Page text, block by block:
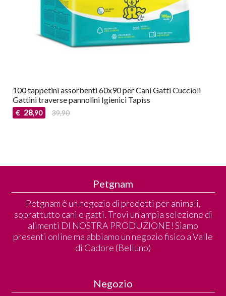
100 tappetini assorbenti 60x90 per Cani Gatti Cuccioli
Gattini traverse pannolini Igienici Tapiss
€ 28,90 39,90
Petgnam
Petgnam è un negozio di prodotti per animali,
soprattutto cani e gatti. Trovi un'ampia selezione di
alimenti DI NOSTRA PRODUZIONE! Siamo
presenti online ma abbiamo un negozio fisico a Valle
di Cadore (Belluno)
Negozio